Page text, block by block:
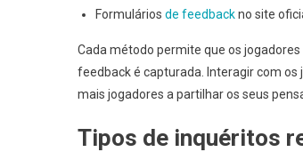
Formulários de feedbackno site
Cada método permite que os
feedback é capturada. Interagir com
mais jogadores a partilhar os seus
Tipos de inquéritos